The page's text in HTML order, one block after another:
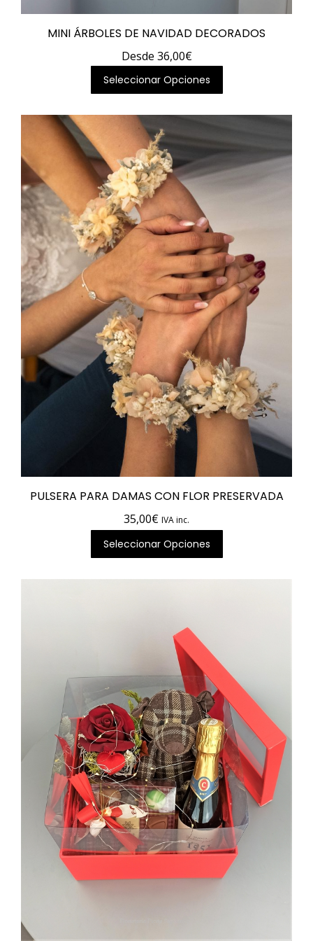
MINI ÁRBOLES DE NAVIDAD DECORADOS
Desde 36,00€
Seleccionar Opciones
producto
tiene
variantes.
Las
opciones
pueden
elegir
en
la
página
producto
PULSERA PARA DAMAS CON FLOR PRESERVADA
35,00€ IVA inc.
Seleccionar Opciones